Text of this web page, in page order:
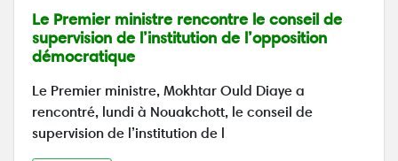
Le Premier ministre rencontre le conseil de
supervision de l’institution de l’opposition
démocratique
Le Premier ministre, Mokhtar Ould Diaye a
rencontré, lundi à Nouakchott, le conseil de
supervision de l’institution de l